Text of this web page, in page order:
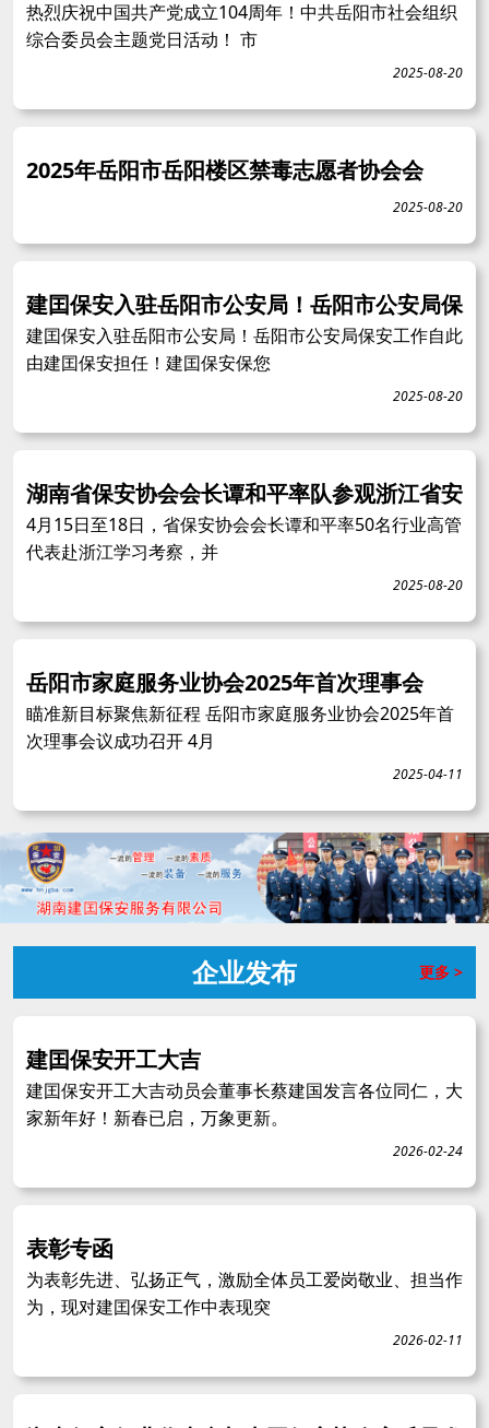
热烈庆祝中国共产党成立104周年！中共岳阳市社会组织
综合委员会主题党日活动！ 市
2025-08-20
2025年岳阳市岳阳楼区禁毒志愿者协会会
2025-08-20
建囯保安入驻岳阳市公安局！岳阳市公安局保
建囯保安入驻岳阳市公安局！岳阳市公安局保安工作自此
由建囯保安担任！建囯保安保您
2025-08-20
湖南省保安协会会长谭和平率队参观浙江省安
4月15日至18日，省保安协会会长谭和平率50名行业高管
代表赴浙江学习考察，并
2025-08-20
岳阳市家庭服务业协会2025年首次理事会
瞄准新目标聚焦新征程 岳阳市家庭服务业协会2025年首
次理事会议成功召开 4月
2025-04-11
企业发布 更多 >
建囯保安开工大吉
建囯保安开工大吉动员会董事长蔡建国发言各位同仁，大
家新年好！新春已启，万象更新。
2026-02-24
表彰专函
为表彰先进、弘扬正气，激励全体员工爱岗敬业、担当作
为，现对建囯保安工作中表现突
2026-02-11